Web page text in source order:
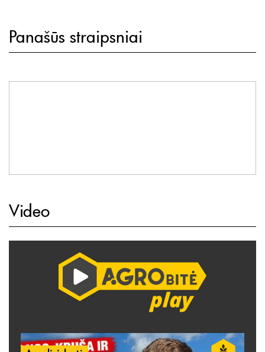
Panašūs straipsniai
Video